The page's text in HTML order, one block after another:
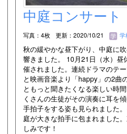
中庭コンサート
写真：4枚 更新：2020/10/21 学
秋の緩やかな昼下がり、中庭に
響きました。 10月21日（水）昼
催されました。連続ドラマのテ
と映画音楽より「happy」の2曲
ともっと聞きたくなる楽しい時
くさんの生徒がその演奏に耳を
手拍子をする姿も見られました
庭が大きな拍手に包まれました
しみです！